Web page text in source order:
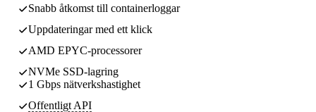
Snabb åtkomst till containerloggar
Uppdateringar med ett klick
AMD EPYC-processorer
NVMe SSD-lagring
1 Gbps nätverkshastighet
Offentligt API